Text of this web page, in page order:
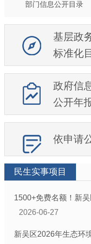
部门信息公开目录
基层政
标准化
政府信
公开年
依申请
民生实事项目
1500+免费名额！新
2026-06-27
新吴区2026年生态环